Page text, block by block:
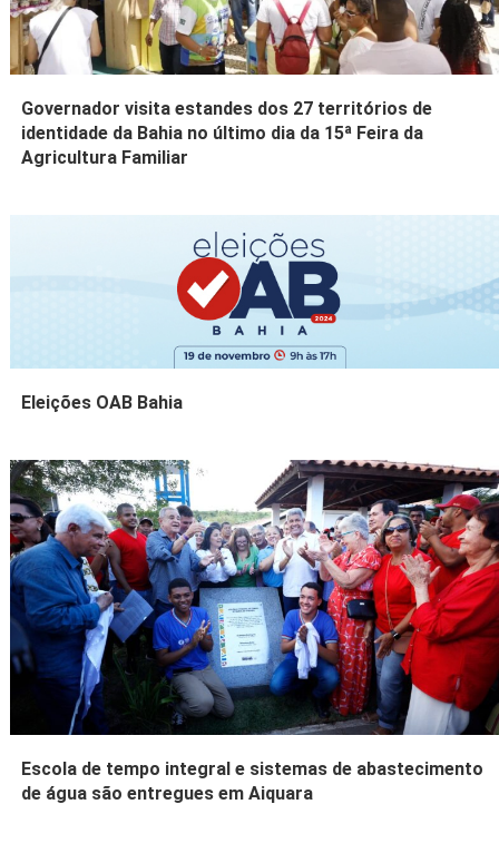
Governador visita estandes dos 27 territórios de
identidade da Bahia no último dia da 15ª Feira da
Agricultura Familiar
Eleições OAB Bahia
Escola de tempo integral e sistemas de abastecimento
de água são entregues em Aiquara